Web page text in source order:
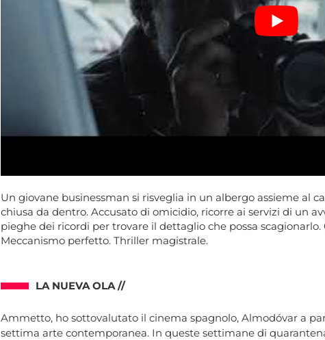
Un giovane businessman si risveglia in un albergo assieme al
chiusa da dentro. Accusato di omicidio, ricorre ai servizi di un
pieghe dei ricordi per trovare il dettaglio che possa scagionarlo.
Meccanismo perfetto. Thriller magistrale.
LA NUEVA OLA //
Ammetto, ho sottovalutato il cinema spagnolo, Almodóvar a
settima arte contemporanea. In queste settimane di